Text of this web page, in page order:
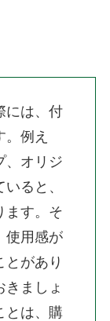
には、付
例え
、オリジ
ると、
ます。そ
使用感が
とがあり
きましょ
とは、購